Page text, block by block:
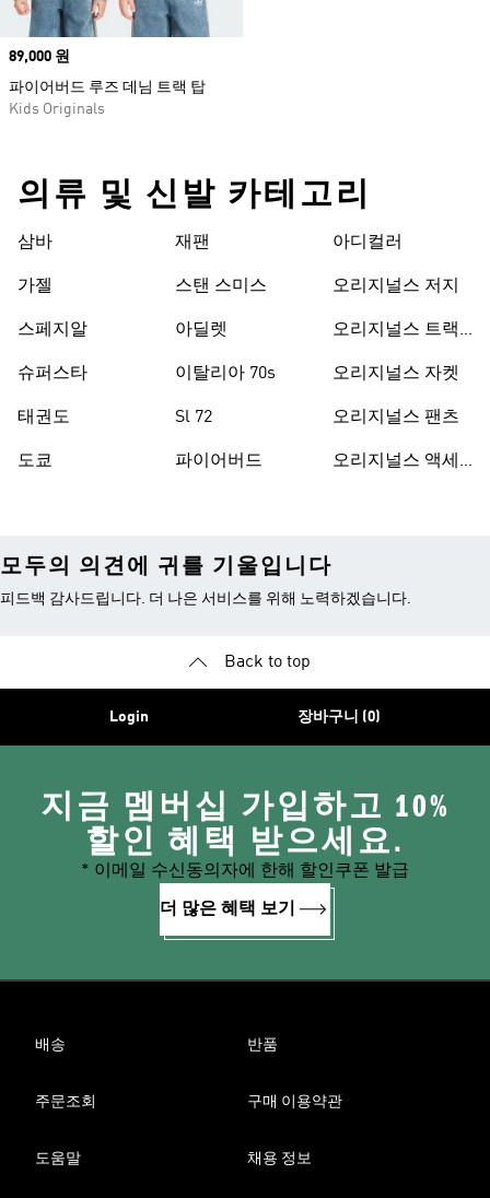
Price
89,000 원
파이어버드 루즈 데님 트랙 탑
Kids Originals
의류 및 신발 카테고리
삼바
가젤
스페지알
슈퍼스타
태권도
도쿄
재팬
스탠 스미스
아딜렛
이탈리아 70s
Sl 72
파이어버드
아디컬러
오리지널스 저지
오리지널스 트랙
오리지널스 자켓
오리지널스 팬츠
오리지널스 액세
모두의 의견에 귀를 기울입니다
피드백 감사드립니다. 더 나은 서비스를 위해 노력하겠습니다.
Back to top
Login 장바구니 (0)
지금 멤버십 가입하고 10%
할인 혜택 받으세요.
* 이메일 수신동의자에 한해 할인쿠폰 발급
더 많은 혜택 보기
배송 반품
주문조회 구매 이용약관
도움말 채용 정보